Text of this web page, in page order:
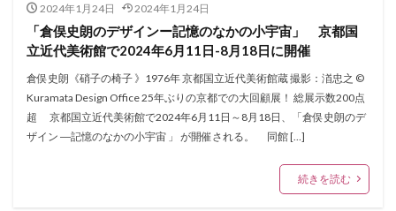
2024年1月24日 2024年1月24日
「倉俣史朗のデザインー記憶のなかの小宇宙」 京都国
立近代美術館で2024年6月11日-8月18日に開催
倉俣史朗《硝子の椅子 》1976年 京都国立近代美術館蔵 撮影：渞忠之 ©
Kuramata Design Office 25年ぶりの京都での大回顧展！ 総展示数200点
超 京都国立近代美術館で2024年6月11日～8月18日、「倉俣史朗のデ
ザイン ―記憶のなかの小宇宙 」 が開催される。 同館 […]
続きを読む